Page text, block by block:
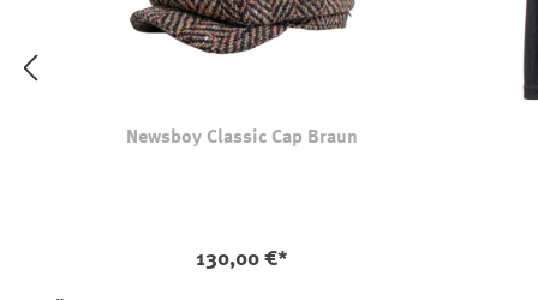
Newsboy Classic Cap Braun
130,00 €*